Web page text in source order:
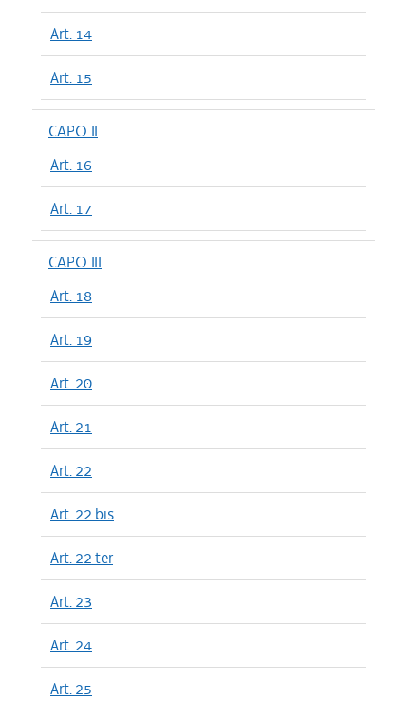
Art. 14
Art. 15
CAPO II
Art. 16
Art. 17
CAPO III
Art. 18
Art. 19
Art. 20
Art. 21
Art. 22
Art. 22 bis
Art. 22 ter
Art. 23
Art. 24
Art. 25